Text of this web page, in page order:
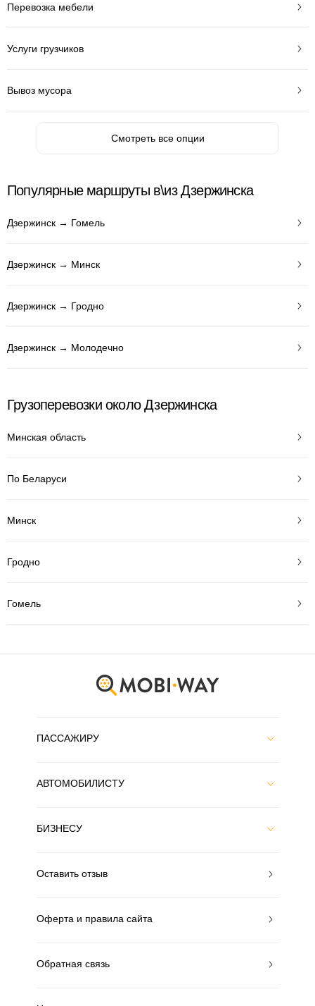
Перевозка мебели
Услуги грузчиков
Вывоз мусора
Смотреть все опции
Популярные маршруты в\из Дзержинска
Дзержинск → Гомель
Дзержинск → Минск
Дзержинск → Гродно
Дзержинск → Молодечно
Грузоперевозки около Дзержинска
Минская область
По Беларуси
Минск
Гродно
Гомель
ПАССАЖИРУ
АВТОМОБИЛИСТУ
БИЗНЕСУ
Оставить отзыв
Оферта и правила сайта
Обратная связь